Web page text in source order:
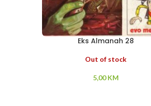
Eks Almanah 28
Out of stock
5,00KM